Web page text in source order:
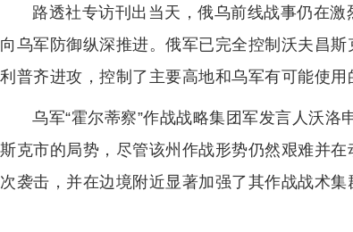
路透社专访刊出当天，俄乌前线战事仍在
向乌军防御纵深推进。俄军已完全控制沃夫昌
利普齐进攻，控制了主要高地和乌军有可能使用
乌军“霍尔蒂察”作战战略集团军发言人沃
斯克市的局势，尽管该州作战形势仍然艰难并
次袭击，并在边境附近显著加强了其作战战术集